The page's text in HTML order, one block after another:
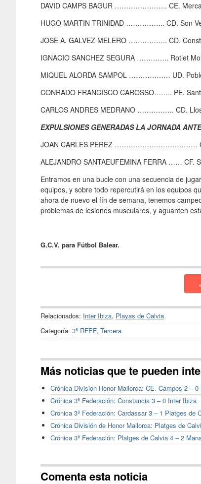
DAVID CAMPS BAGUR ………………….. CE.
HUGO MARTIN TRINIDAD …………….. CD.
JOSE A. GALVEZ MELERO …………….. CD.
IGNACIO SANCHEZ SEGURA ………….. Rotlet
MIQUEL ALORDA SAMPOL ……………… UD.
CONRADO FRANCISCO CAROSSO…….. PE.
CARLOS ANDRES MEDRANO ……………. CD.
EXPULSIONES GENERADAS LA JORNADA
JOAN CARLES PEREZ ………………………………
ALEJANDRO SANTAEUFEMINA FERRA ……
Entramos en una bucle con una secuencia de
equipos, y sobre todo repercutirá en los equipos
ahora de nuevo el fín de semana, tenemos
problemas de lesiones musculares, y aguanten
G.C.V. para Fútbol Balear.
Relacionados: Inter Ibiza, Playas de Calvia
Categoría: 3ª RFEF, Tercera
Más noticias que te pueden
Crónica Division Honor Mallorca: CE. Campos 2 –
Crónica 3ª Federación: Constancia 3 – 0 Inter Ibiza
Crónica 3ª Federación: Cardassar 3 – 1 Platges de
Crónica División de Honor Mallorca: Platges de
Crónica 3ª Federación: Platges de Calvia 4 – 2
Comenta esta noticia